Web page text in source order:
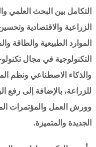
التكامل بين البحث العلمي
الزراعية والاقتصادية
الموارد الطبيعية والطاقة
التكنولوجية في مجال
والذكاء الاصطناعي ونظم
للزراعة، بالإضافة إلى
وورش العمل والمؤتمرات
الجديدة والمتميزة.